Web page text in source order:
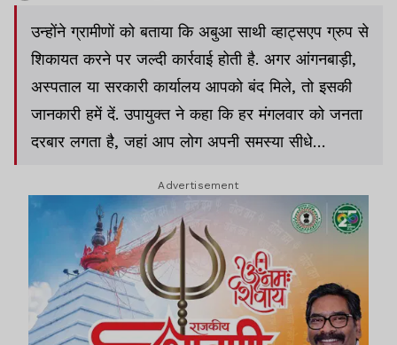
उन्होंने ग्रामीणों को बताया कि अबुआ साथी व्हाट्सएप ग्रुप से
शिकायत करने पर जल्दी कार्रवाई होती है. अगर आंगनबाड़ी,
अस्पताल या सरकारी कार्यालय आपको बंद मिले, तो इसकी
जानकारी हमें दें. उपायुक्त ने कहा कि हर मंगलवार को जनता
दरबार लगता है, जहां आप लोग अपनी समस्या सीधे
Advertisement